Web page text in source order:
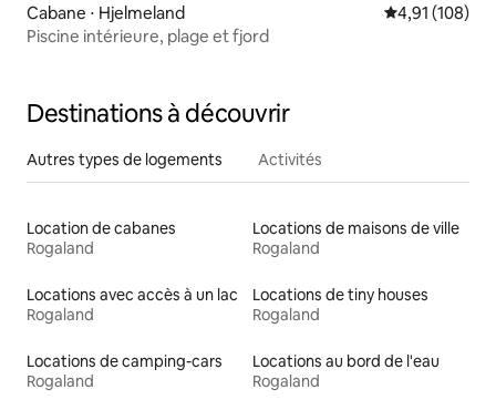
Cabane ⋅ Hjelmeland Évaluation
4,91 (108)
Piscine intérieure, plage et fjord
Destinations à découvrir
Autres types de logements Activités
Location de cabanes
Rogaland
Locations de maisons de ville
Rogaland
Locations avec accès à un lac
Rogaland
Locations de tiny houses
Rogaland
Locations de camping-cars
Rogaland
Locations au bord de l'eau
Rogaland